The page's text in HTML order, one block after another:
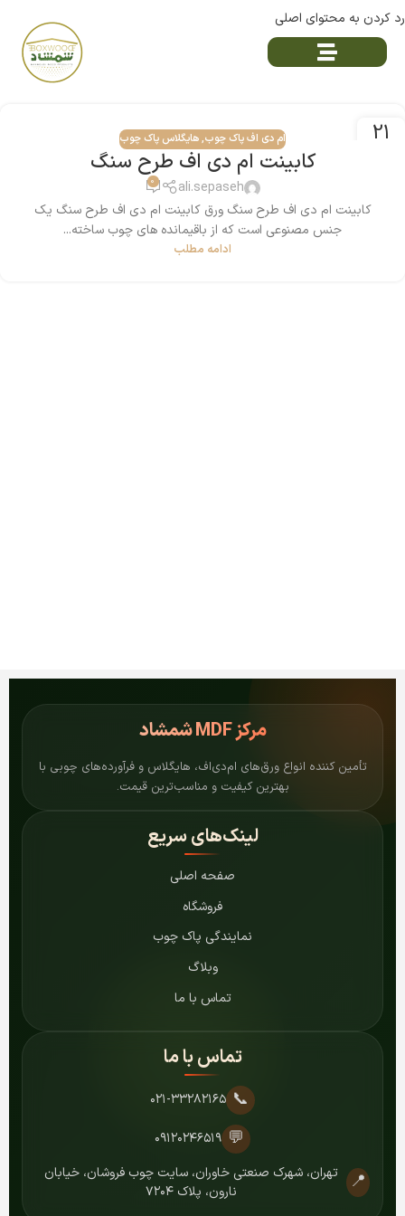
رد کردن به محتوای اصلی
21 ام دی اف پاک چوب,هایگلاس پاک چوب
کابینت ام دی اف طرح سنگ
ali.sepaseh
0
کابینت ام دی اف طرح سنگ ورق‌ کابینت ام دی اف طرح سنگ یک
جنس مصنوعی است که از باقیمانده های چوب ساخته...
ادامه مطلب
مرکزMDF شمشاد
تأمین کننده انواع ورق‌های ام‌دی‌اف، هایگلاس و فرآورده‌های چوبی با
بهترین کیفیت و مناسب‌ترین قیمت.
لینک‌های سریع
صفحه اصلی
فروشگاه
نمایندگی پاک چوب
وبلاگ
تماس با ما
تماس با ما
📞 ۰۲۱-۳۳۲۸۲۱۶۵
💬 ۰۹۱۲۰۲۴۶۵۱۹
📍
تهران، شهرک صنعتی خاوران، سایت چوب فروشان، خیابان
نارون، پلاک ۷۲۰۴